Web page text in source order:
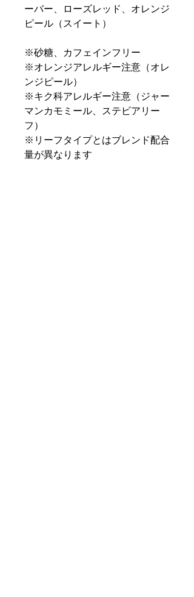
ーバー、ローズレッド、オレンジ
ピール（スイート）
※砂糖、カフェインフリー
※オレンジアレルギー注意（オレ
ンジピール）
※キク科アレルギー注意（ジャー
マンカモミール、ステビアリー
フ）
※リーフタイプとはブレンド配合
量が異なります